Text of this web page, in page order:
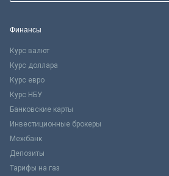
Финансы
Курс валют
Курс доллара
Курс евро
Курс НБУ
Банковские карты
Инвестиционные брокеры
Межбанк
Депозиты
Тарифы на газ